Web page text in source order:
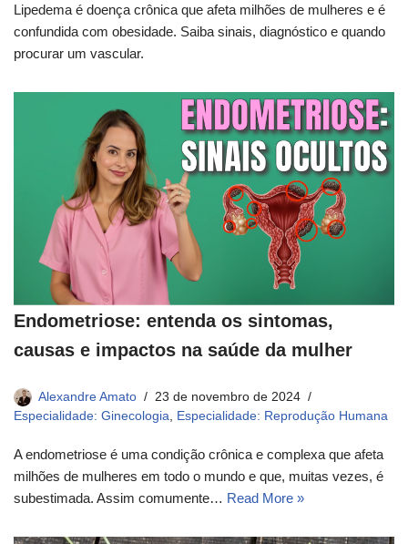
Lipedema é doença crônica que afeta milhões de mulheres e é
confundida com obesidade. Saiba sinais, diagnóstico e quando
procurar um vascular.
Endometriose: entenda os sintomas,
causas e impactos na saúde da mulher
Alexandre Amato
23 de novembro de 2024
Especialidade: Ginecologia, Especialidade: Reprodução Humana
A endometriose é uma condição crônica e complexa que afeta
milhões de mulheres em todo o mundo e que, muitas vezes, é
subestimada. Assim comumente… Read More »